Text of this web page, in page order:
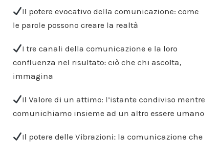
Il potere evocativo della comunicazione: come
le parole possono creare la realtà
I tre canali della comunicazione e la loro
confluenza nel risultato: ciò che chi ascolta,
immagina
Il Valore di un attimo: l’istante condiviso mentre
comunichiamo insieme ad un altro essere umano
Il potere delle Vibrazioni: la comunicazione che